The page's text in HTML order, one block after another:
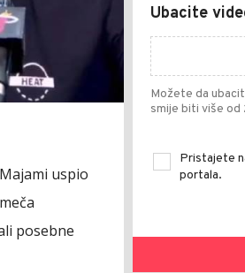
uspio
posebne
Ubacite
Možete da
smije biti više od
Pristajete
portala.